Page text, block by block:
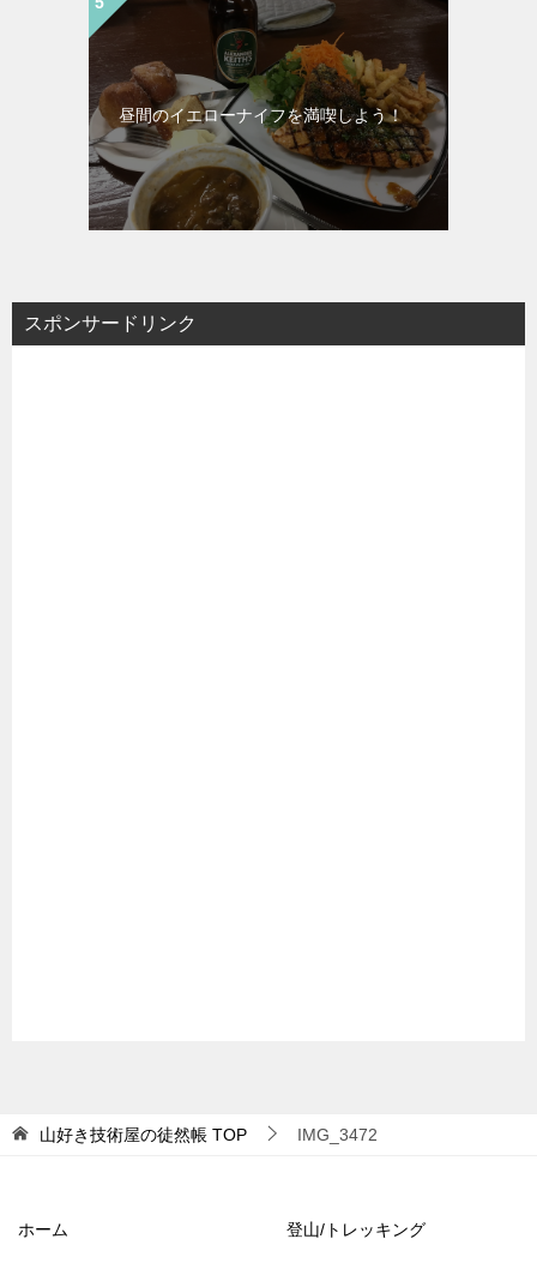
昼間のイエローナイフを満喫しよう！
スポンサードリンク
山好き技術屋の徒然帳 TOP IMG_3472
ホーム 登山/トレッキング